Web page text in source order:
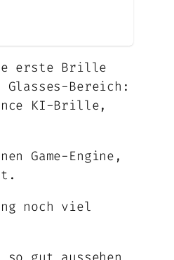
erste Brille
Bereich:
KI-Brille,
Game-Engine,
noch viel